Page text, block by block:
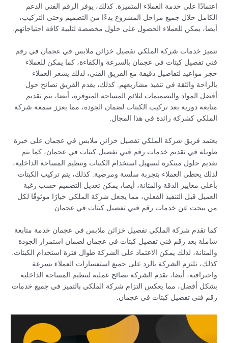
اعتمادًا على خدمة العملاء المتميزة. كذلك، يوفر الرقم الفني الدعم
الكامل خلال جميع مراحل المشروع بدءًا من التصميم وحتى التركيب،
أيضا، يمكن للعملاء الحصول على حلول مخصصة لتلبية كافة احتياجاتهم.
تتميز خدمات شركة الملكي تفصيل خزائن ملابس في عجمان في رقم
فني تفصيل كبتات في عجمان بالسرعة والكفاءة، كما يمكن للعملاء
حجز مواعيد لتفاصيل دقيقة مع الفريق الفني، لذلك يشعر العملاء
بالراحة والثقة في تنفيذ مشاريعهم. كذلك، يقدم الفريق نصائح حول
أفضل المواد والتصميمات لتلائم المساحة المتوفرة، أيضا، يتم تقديم
متابعة دورية بعد تركيب الكبتات لضمان الجودة، مما يعزز سمعة شركة
الملكي كشركة رائدة في هذا المجال.
يعتمد فريق شركة الملكي تفصيل خزائن ملابس في عجمان على خبرة
طويلة في تقديم خدمات رقم فني تفصيل كبتات في عجمان، كما يتم
تقديم حلول مبتكرة لتسهيل استخدام الكبتات وتنظيم المساحة الداخلية،
لذلك يحظى العملاء بتجربة سلسة ومرضية. كذلك، يتم تركيب الكبتات
بأعلى معايير الدقة والمتانة، أيضا، يمكن تعديل التصميم حسب رغبة
العميل قبل التنفيذ الفعلي، مما يجعل شركة الملكي خيارًا موثوقًا لكل
من يبحث عن خدمات رقم فني تفصيل كبتات في عجمان.
كما تقدم شركة الملكي تفصيل خزائن ملابس في عجمان خدمة متابعة
شاملة بعد رقم فني تفصيل كبتات في عجمان لضمان استمرار الجودة
والمتانة، لذلك يمكن الاعتماد على الشركة طوال فترة استخدام الكبتات.
كذلك، تلتزم الشركة بالرد على جميع استفسارات العملاء بسرعة
واحترافية، أيضا، تقدم الشركة نصائح عملية لتنظيم المساحة الداخلية
بشكل أفضل، مما يعكس التزام شركة الملكي بالتميز في جميع خدمات
رقم فني تفصيل كبتات في عجمان.